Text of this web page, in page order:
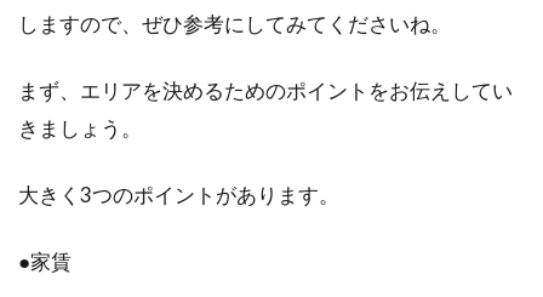
賃貸物件では、壁が石膏ボードかコンクリート
と、時...
建物構造でよく見るRC造とS造と
しますので、ぜひ参考にしてみてくださいね。
まず、エリアを決めるためのポイントをお伝えしてい
きましょう。
大きく3つのポイントがあります。
●家賃